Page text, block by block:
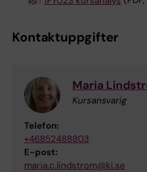
Kontaktuppgifter
Maria
Kursansvarig
Telefon:
+46852488803
E-post:
maria.c.lindstrom@ki.se